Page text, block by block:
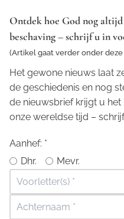
Ontdek hoe God nog
beschaving – schrijf u in
(Artikel gaat verder onder deze
Het gewone nieuws laat
de geschiedenis en nog
de nieuwsbrief krijgt u
onze wereldse tijd –
Aanhef: *
Dhr.
Mevr.